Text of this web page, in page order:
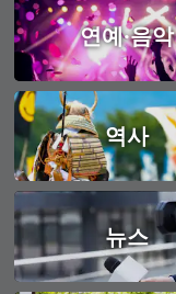
연예·음악
역사
뉴스